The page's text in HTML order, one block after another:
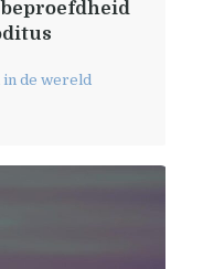
beproefdheid
in de wereld